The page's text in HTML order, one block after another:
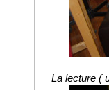
La lecture (